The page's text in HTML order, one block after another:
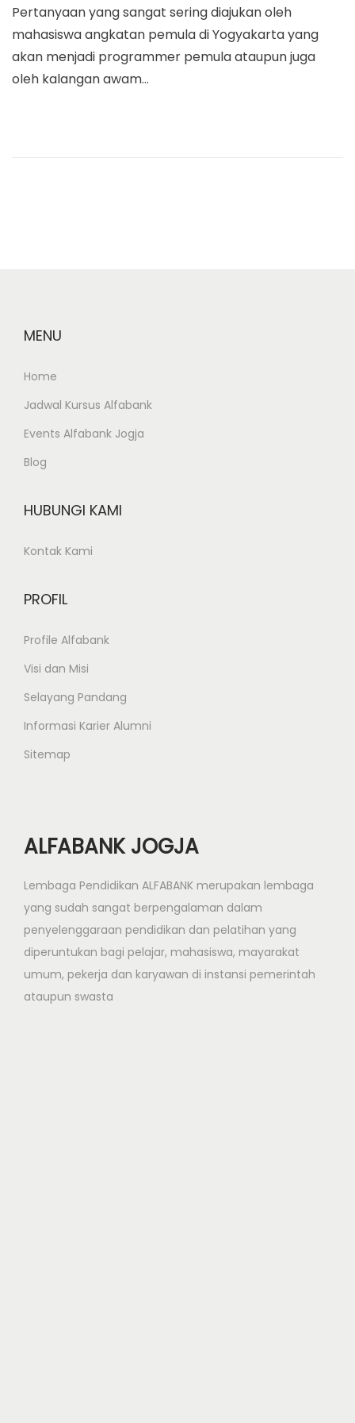
a
t
i
n
t
t
e
d
o
e
t
1
5
Pertanyaan yang sangat sering diajukan oleh
mahasiswa angkatan pemula di Yogyakarta yang
akan menjadi programmer pemula ataupun juga
oleh kalangan awam…
MENU
Home
Jadwal Kursus Alfabank
Events Alfabank Jogja
Blog
HUBUNGI KAMI
Kontak Kami
PROFIL
Profile Alfabank
Visi dan Misi
Selayang Pandang
Informasi Karier Alumni
Sitemap
ALFABANK JOGJA
Lembaga Pendidikan ALFABANK merupakan lembaga
yang sudah sangat berpengalaman dalam
penyelenggaraan pendidikan dan pelatihan yang
diperuntukan bagi pelajar, mahasiswa, mayarakat
umum, pekerja dan karyawan di instansi pemerintah
ataupun swasta